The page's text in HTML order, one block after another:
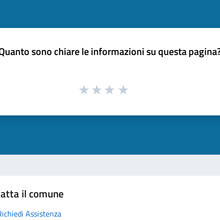
sono chiare le informazioni su questa
il comune
Assistenza